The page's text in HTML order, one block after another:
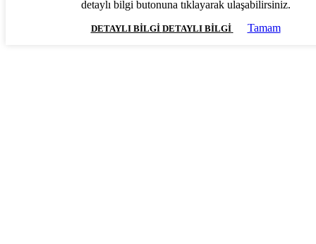
detaylı bilgi butonuna tıklayarak ulaşabilirsiniz.
DETAYLI BILGI DETAYLI BILGI Tamam